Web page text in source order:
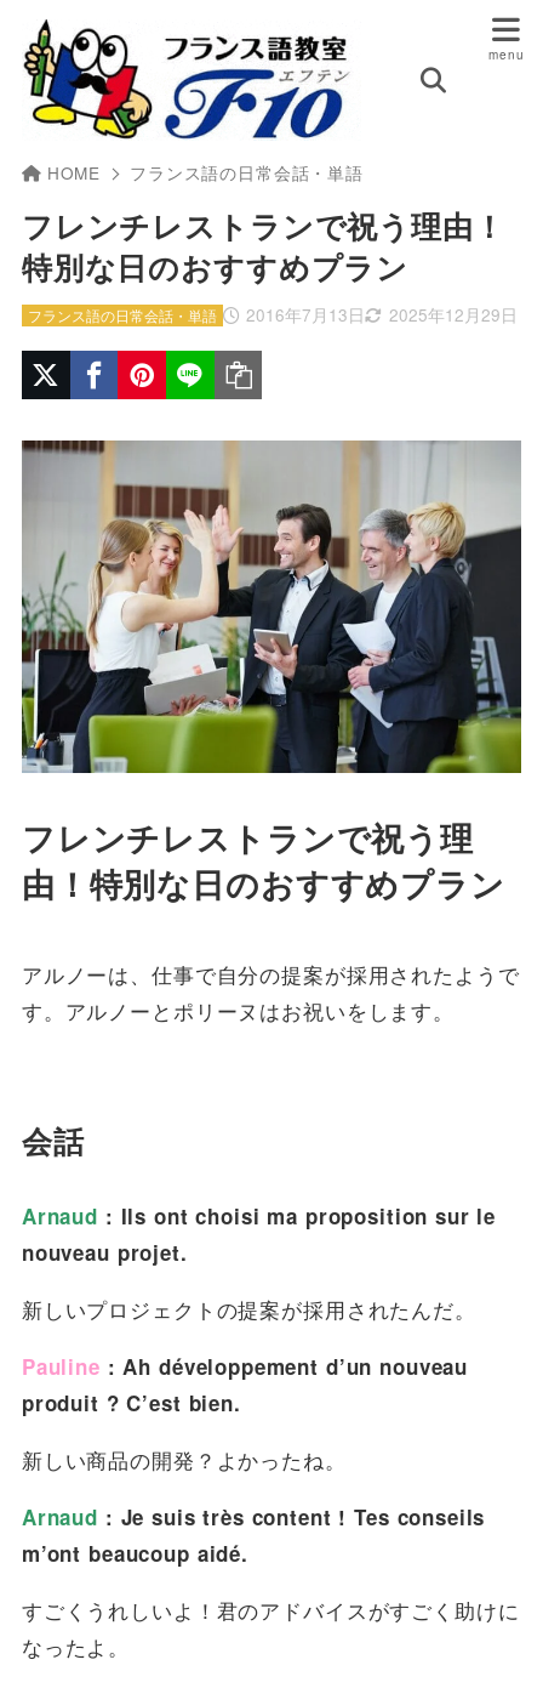
HOME フランス語の日常会話・単語
フレンチレストランで祝う理由！
特別な日のおすすめプラン
2016年7月13日 2025年12月29日
フランス語の日常会話・単語
フレンチレストランで祝う理
由！特別な日のおすすめプラン
アルノーは、仕事で自分の提案が採用されたようで
す。アルノーとポリーヌはお祝いをします。
会話
Arnaud : Ils ont choisi ma proposition sur le
nouveau projet.
新しいプロジェクトの提案が採用されたんだ。
Pauline : Ah développement d’un nouveau
produit ? C’est bien.
新しい商品の開発？よかったね。
Arnaud : Je suis très content ! Tes conseils
m’ont beaucoup aidé.
すごくうれしいよ！君のアドバイスがすごく助けに
なったよ。